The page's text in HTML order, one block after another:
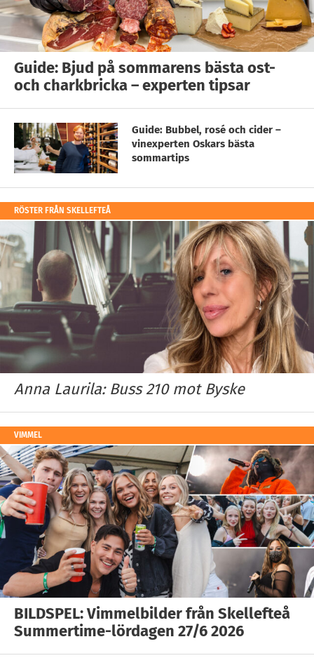
Guide: Bjud på sommarens bästa ost-
och charkbricka – experten tipsar
Guide: Bubbel, rosé och cider –
vinexperten Oskars bästa
sommartips
RÖSTER FRÅN SKELLEFTEÅ
Anna Laurila: Buss 210 mot Byske
VIMMEL
BILDSPEL: Vimmelbilder från Skellefteå
Summertime-lördagen 27/6 2026